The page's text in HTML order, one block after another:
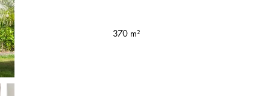
370 m²